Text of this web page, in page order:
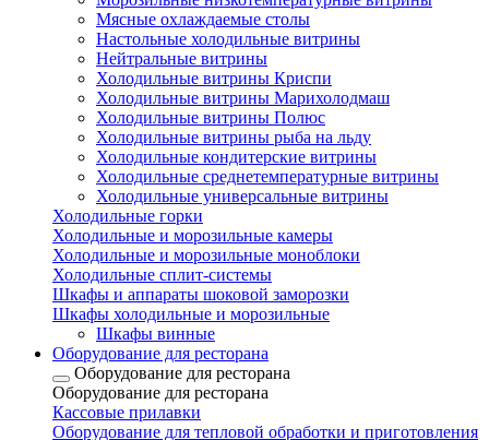
Мясные охлаждаемые столы
Настольные холодильные витрины
Нейтральные витрины
Холодильные витрины Криспи
Холодильные витрины Марихолодмаш
Холодильные витрины Полюс
Холодильные витрины рыба на льду
Холодильные кондитерские витрины
Холодильные среднетемпературные витрины
Холодильные универсальные витрины
Холодильные горки
Холодильные и морозильные камеры
Холодильные и морозильные моноблоки
Холодильные сплит-системы
Шкафы и аппараты шоковой заморозки
Шкафы холодильные и морозильные
Шкафы винные
Оборудование для ресторана
Оборудование для ресторана
Оборудование для ресторана
Кассовые прилавки
Оборудование для тепловой обработки и приготовления